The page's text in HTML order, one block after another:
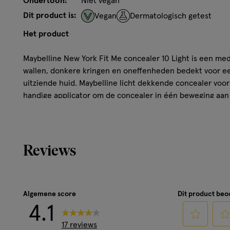
Dit product is:
Vegan Dermatologisch getest
Het product
Maybelline New York Fit Me concealer 10 Light is een
wallen, donkere kringen en oneffenheden bedekt voor
uitziende huid. Maybelline licht dekkende concealer
handige applicator om de concealer in één beweging
donkere kringen en oneffenheden zichtbaar
Blush voor een volledige teint routine
De Fit Me concealer van Maybelline is een vloeibare
natuurlijke dekking. Je kunt dus nu gemakkelijk
rode vlekken of wallen camoufleren met de Fit Me
Reviews
Algemene score
4.1
17 reviews
Dit product